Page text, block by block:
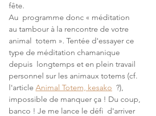
fête.
Au  programme donc « méditation
au tambour à la rencontre de votre
animal  totem ». Tentée d'essayer ce
type de méditation chamanique
depuis  longtemps et en plein travail
personnel sur les animaux totems (cf.
l'article Animal Totem, kesako
  ?),
impossible de manquer ça ! Du coup,
banco ! Je me lance le défi  d'arriver